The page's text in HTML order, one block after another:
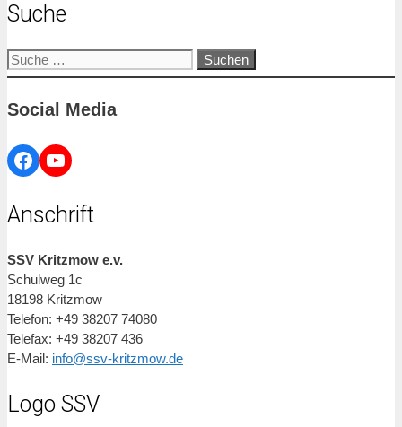
Suche
Suche
nach:
Social Media
Facebook
YouTube
Anschrift
SSV Kritzmow e.v.
Schulweg 1c
18198 Kritzmow
Telefon: +49 38207 74080
Telefax: +49 38207 436
E-Mail: info@ssv-kritzmow.de
Logo SSV